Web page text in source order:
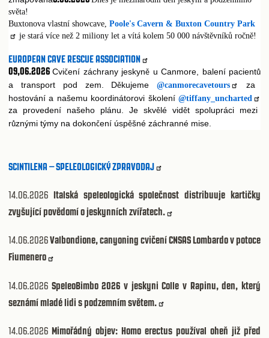
světa!
Buxtonova vlastní showcave, Poole's Cavern & Buxton Country Park
je stará více než 2 miliony let a vítá kolem 50 000 návštěvníků ročně!
EUROPEAN CAVE RESCUE ASSOCIATION
09,06.2026Cvičení záchrany jeskyně u Canmore, balení pacientů
a transport pod zem. Děkujeme@canmorecavetours
za
hostování a našemu koordinátorovi školení @tiffany_uncharted
za provedení našeho plánu. Je skvělé vidět spolupráci mezi
různými týmy na dokončení úspěšné záchranné mise.
SCINTILENA – SPELEOLOGICKÝ ZPRAVODAJ
14.06.2026 Italská speleologická společnost distribuuje kartičky
zvyšující povědomí o jeskynních zvířatech.
14.06.2026Valbondione, canyoning cvičení CNSAS Lombardo v potoce
Fiumenero
14.06.2026 SpeleoBimbo 2026 v jeskyni Colle v Rapinu, den, který
seznámí mladé lidi s podzemním světem.
14.06.2026 Mimořádný objev: Homo erectus používal oheň již před